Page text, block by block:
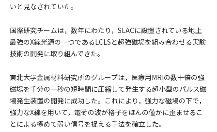
いと見なされていた。
国際研究チームは，数年にわたり，SLACに設置されている地上
最強のX線光源の一つであるLCLSと超強磁場を組み合わせる実験
技術の開発に取り組んできた。
東北大学金属材料研究所のグループは，医療用MRIの数十倍の強
磁場を千分の一秒の短時間に圧縮して発生する超小型のパルス磁
場発生装置の開発に成功した。これにより，強力な磁場の下で，
強力なX線を用いて，電荷の波が格子をほんの僅かに歪ませるこ
とによる極めて弱い信号を捉える手法を確立した。